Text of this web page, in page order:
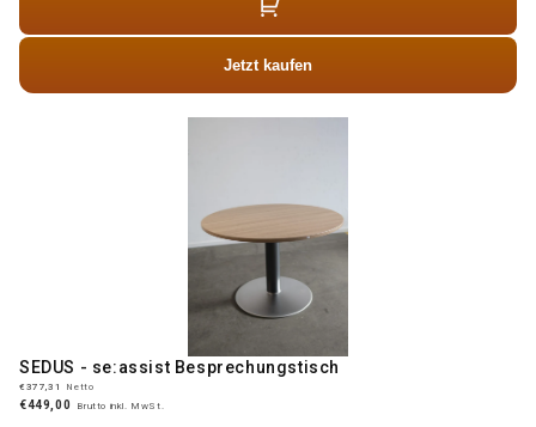
Jetzt kaufen
SEDUS - se:assist Besprechungstisch
€377,31 Netto
€449,00 Brutto inkl. MwSt.